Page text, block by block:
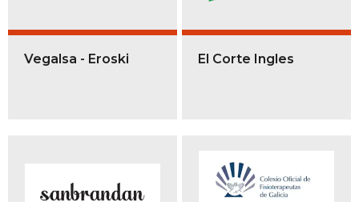
Vegalsa - Eroski El Corte Ingles